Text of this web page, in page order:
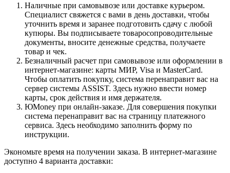
Наличные при самовывозе или доставке курьером.
Специалист свяжется с вами в день доставки, чтобы
уточнить время и заранее подготовить сдачу с любой
купюры. Вы подписываете товаросопроводительные
документы, вносите денежные средства, получаете
товар и чек.
Безналичный расчет при самовывозе или оформлении в
интернет-магазине: карты МИР, Visa и MasterCard.
Чтобы оплатить покупку, система перенаправит вас на
сервер системы ASSIST. Здесь нужно ввести номер
карты, срок действия и имя держателя.
ЮMoney при онлайн-заказе. Для совершения покупки
система перенаправит вас на страницу платежного
сервиса. Здесь необходимо заполнить форму по
инструкции.
Экономьте время на получении заказа. В интернет-магазине
доступно 4 варианта доставки: